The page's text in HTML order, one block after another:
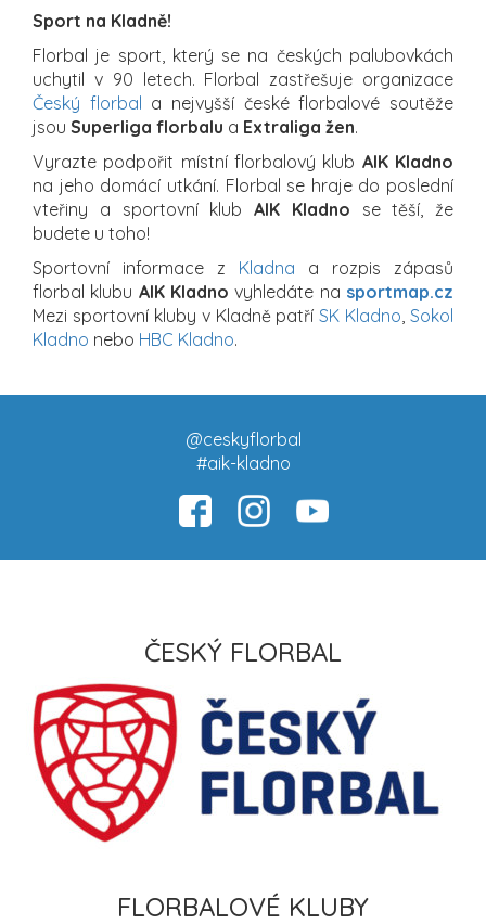
Sport na Kladně!
Florbal je sport, který se na českých palubovkách
uchytil v 90 letech. Florbal zastřešuje organizace
Český florbal a nejvyšší české florbalové soutěže
jsou Superliga florbalu a Extraliga žen.
Vyrazte podpořit místní florbalový klub AIK Kladno
na jeho domácí utkání. Florbal se hraje do poslední
vteřiny a sportovní klub AIK Kladno se těší, že
budete u toho!
Sportovní informace z Kladna a rozpis zápasů
florbal klubu AIK Kladno vyhledáte na sportmap.cz
Mezi sportovní kluby v Kladně patříSK Kladno Sokol
Kladno nebo HBC Kladno.
@ceskyflorbal
#aik-kladno
ČESKÝ FLORBAL
FLORBALOVÉ KLUBY